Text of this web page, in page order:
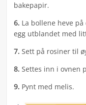
bakepapir.
6. La bollene heve
egg utblandet med
7. Sett på rosiner til
8. Settes inn i ovnen
9. Pynt med melis.